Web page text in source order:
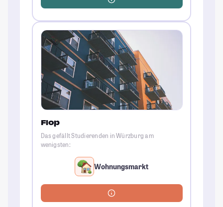
Flop
Das gefällt Studierenden in Würzburg am
wenigsten:
Wohnungsmarkt